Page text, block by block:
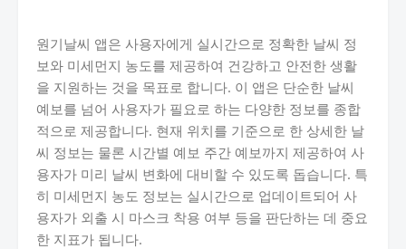
원기날씨 앱은 사용자에게 실시간으로 정확한 날씨 정
보와 미세먼지 농도를 제공하여 건강하고 안전한 생활
을 지원하는 것을 목표로 합니다. 이 앱은 단순한 날씨
예보를 넘어 사용자가 필요로 하는 다양한 정보를 종합
적으로 제공합니다. 현재 위치를 기준으로 한 상세한 날
씨 정보는 물론 시간별 예보 주간 예보까지 제공하여 사
용자가 미리 날씨 변화에 대비할 수 있도록 돕습니다. 특
히 미세먼지 농도 정보는 실시간으로 업데이트되어 사
용자가 외출 시 마스크 착용 여부 등을 판단하는 데 중요
한 지표가 됩니다.